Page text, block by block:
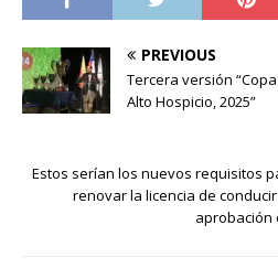
PREVIOUS
Tercera versión
Alto Hospicio, 2025”
Estos serían los nuevos requisitos
renovar la licencia de
aprobación